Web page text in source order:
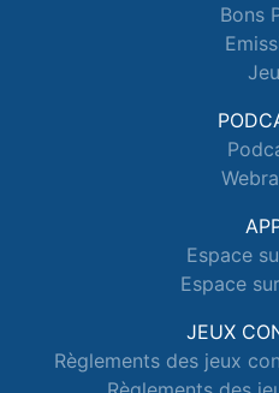
Bons
Espace
Espace
JEUX
Règlements des jeux